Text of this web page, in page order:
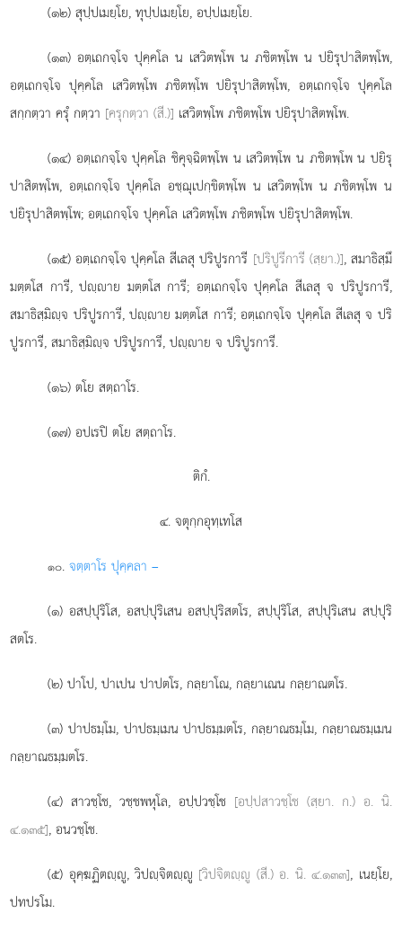
(๑๒) สุปฺปเมยฺโย, ทุปฺปเมยฺโย, อปฺปเมยฺโย.
(๑๓) อตฺเถกจฺโจ ปุคฺคโล น เสวิตพฺโพ น ภชิตพฺโพ น ปยิรุปาสิตพฺโพ,
อตฺเถกจฺโจ ปุคฺคโล เสวิตพฺโพ ภชิตพฺโพ ปยิรุปาสิตพฺโพ, อตฺเถกจฺโจ ปุคฺคโล
สกฺกตฺวา ครุํ กตฺวา [ครุกตฺวา (สี.)] เสวิตพฺโพ ภชิตพฺโพ ปยิรุปาสิตพฺโพ.
(๑๔) อตฺเถกจฺโจปุคฺคโล ชิคุจฺฉิตพฺโพ น เสวิตพฺโพ น ภชิตพฺโพ น ปยิรุ
ปาสิตพฺโพ, อตฺเถกจฺโจ ปุคฺคโล อชฺฌุเปกฺขิตพฺโพ น เสวิตพฺโพ น ภชิตพฺโพ น
ปยิรุปาสิตพฺโพ; อตฺเถกจฺโจ ปุคฺคโล เสวิตพฺโพ ภชิตพฺโพ ปยิรุปาสิตพฺโพ.
(๑๕) อตฺเถกจฺโจ ปุคฺคโล สีเลสุ ปริปูรการี [ปริปูรีการี (สฺยา.)], สมาธิสฺมึ
มตฺตโส การี, ปฺาย มตฺตโส การี; อตฺเถกจฺโจ ปุคฺคโล สีเลสุ จ ปริปูรการี,
สมาธิสฺมิฺจ ปริปูรการี, ปฺาย มตฺตโส การี; อตฺเถกจฺโจ ปุคฺคโล สีเลสุ จ ปริ
ปูรการี, สมาธิสฺมิฺจ ปริปูรการี, ปฺาย จ ปริปูรการี.
(๑๖) ตโย สตฺถาโร.
(๑๗) อปเรปิ ตโย สตฺถาโร.
ติกํ.
๔. จตุกฺกอุทฺเทโส
๑๐.จตฺตาโร ปุคฺคลา –
(๑) อสปฺปุริโส, อสปฺปุริเสน อสปฺปุริสตโร, สปฺปุริโส, สปฺปุริเสน สปฺปุริ
สตโร.
(๒) ปาโป, ปาเปน ปาปตโร, กลฺยาโณ, กลฺยาเณน กลฺยาณตโร.
(๓) ปาปธมฺโม, ปาปธมฺเมน ปาปธมฺมตโร, กลฺยาณธมฺโม, กลฺยาณธมฺเมน
กลฺยาณธมฺมตโร.
(๔) สาวชฺโช, วชฺชพหุโล, อปฺปวชฺโช [อปฺปสาวชฺโช (สฺยา. ก.) อ. นิ.
๔.๑๓๕], อนวชฺโช.
(๕) อุคฺฆฏิตฺู, วิปฺจิตฺู [วิปจิตฺู (สี.) อ. นิ. ๔.๑๓๓], เนยฺโย,
ปทปรโม.